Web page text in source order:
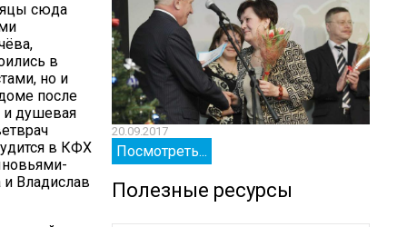
сюда
в
но и
после
и душевая
в КФХ
и Владислав
20.09.2017
Посмотреть...
Полезные ресурсы